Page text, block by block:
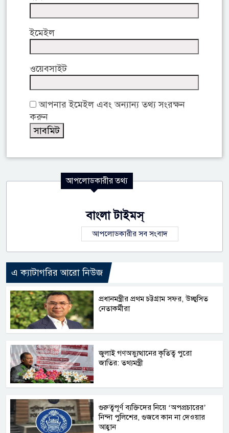
ইমেইল
ওয়েবসাইট
আপনার ইমেইল এবং অন্যান্য তথ্য সংরক্ষন
করুন
আপলোডকারীর তথ্য
বাংলা টাইমস্
আপলোডকারীর সব সংবাদ
এ ক্যাটাগরির আরো নিউজ
প্রধানমন্ত্রীর প্রথম চট্টগ্রাম সফর, উচ্ছ্বসিত
নেতাকর্মীরা
জুলাই গণঅভ্যুত্থানের কৃতিত্ব পুরো
জাতির: তথ্যমন্ত্রী
গুরুত্বপূর্ণ ব্যক্তিদের নিয়ে ‘অপপ্রচারের’
নিন্দা পুলিশের, গুজবে কান না দেওয়ার
আহ্বান